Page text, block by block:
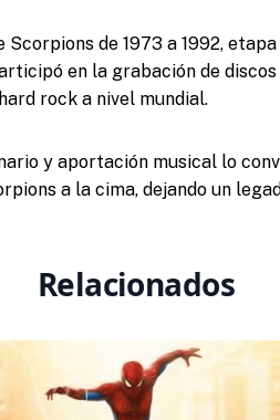
de 1973 a 1992,
en la grabación de
rock a nivel mundial.
y aportación musical lo
a la cima, dejando un
Relacionados